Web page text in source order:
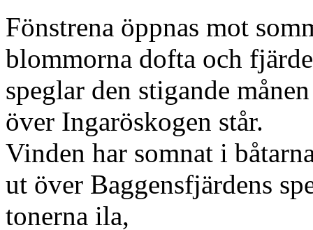
Fönstrena öppnas mot
blommorna dofta och
speglar den stigande
över Ingaröskogen står.
Vinden har somnat i
ut över Baggensfjärdens
tonerna ila,